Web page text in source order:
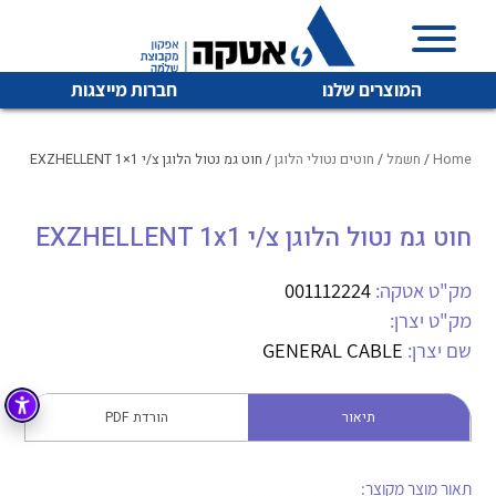
המוצרים שלנו חברות מייצגות
איכות | שרות | זמינות
והפצה של מוצרי
מיתוג, בקרה , ואינסטלציה חשמלית ופעילה ב7 תחומים:
חשמל
רובוטיקה ואוטומציה תעשייתית
Home
/ חשמל / חוטים נטולי הלוגן/ חוט גמ נטול הלוגן צ/י EXZHELLENT 1×1
חוט גמ נטול הלוגן צ/י EXZHELLENT 1x1
מק"ט אטקה: 001112224
מק"ט יצרן:
שם יצרן: GENERAL CABLE
תיאור הורדת PDF
תאור מוצר מקוצר: